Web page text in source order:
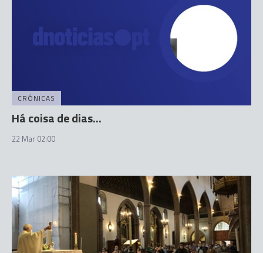
CRÓNICAS
Há coisa de dias...
22 Mar 02:00